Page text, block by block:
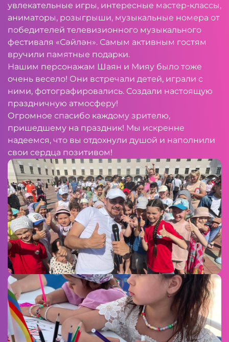
увлекательные игры, интересные мастер-классы,
аниматоры, розыгрыши, музыкальные номера от
победителей телевизионного музыкального
фестиваля «Сәйлән». Самым активным гостям
вручили памятные подарки.
Нашим персонажам Шаян и Мияу было тоже
очень весело! Они встречали детей, играли с
ними, фотографировались. Создали настоящую
праздничную атмосферу!
Огромное спасибо каждому зрителю,
пришедшему на праздник! Мы искренне
надеемся, что вы отдохнули душой и наполнили
свои сердца позитивом!